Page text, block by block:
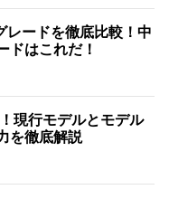
レードを徹底比較！中
ドはこれだ！
現行モデルとモデル
を徹底解説